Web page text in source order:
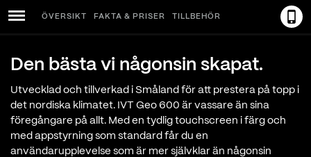
ÖVERSIKT FAKTA & PRISER TILLBEHÖR
Den bästa vi någonsin skapat.
Utvecklad och tillverkad i Småland för att prestera på topp i
det nordiska klimatet. IVT Geo 600 är vassare än sina
föregångare på allt. Med en tydlig touchscreen i färg och
med appstyrning som standard får du en
användarupplevelse som är mer självklar än någonsin